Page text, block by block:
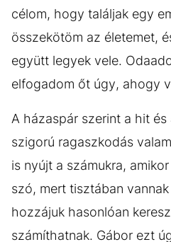
célom, hogy találjak egy
összekötöm az életemet,
együtt legyek vele.
elfogadom őt úgy, ahogy
A házaspár szerint a hit
szigorú ragaszkodás
is nyújt a számukra,
szó, mert tisztában
hozzájuk hasonlóan
számíthatnak. Gábor ezt